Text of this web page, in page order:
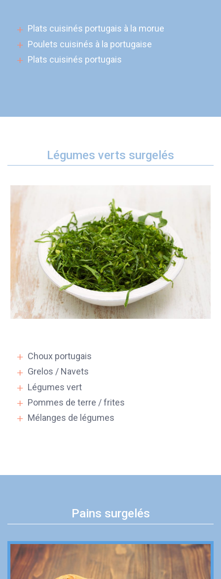
Plats cuisinés portugais à la morue
Poulets cuisinés à la portugaise
Plats cuisinés portugais
Légumes verts surgelés
Choux portugais
Grelos / Navets
Légumes vert
Pommes de terre / frites
Mélanges de légumes
Pains surgelés